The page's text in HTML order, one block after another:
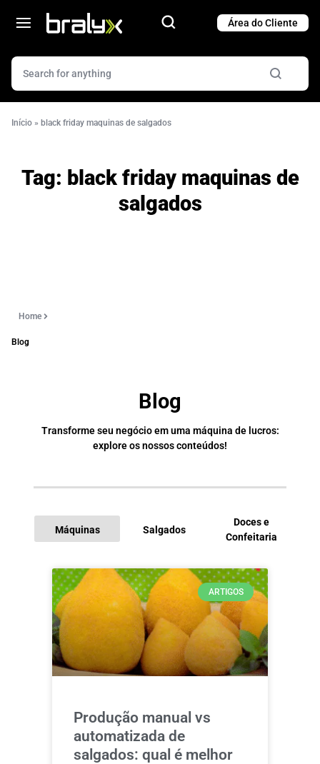
Início » black friday maquinas de salgados
Tag: black friday maquinas de
salgados
Home
Blog
Blog
Transforme seu negócio em uma máquina de lucros:
explore os nossos conteúdos!
Máquinas Salgados
Doces e
Confeitaria
ARTIGOS
Produção manual vs
automatizada de
salgados: qual é melhor